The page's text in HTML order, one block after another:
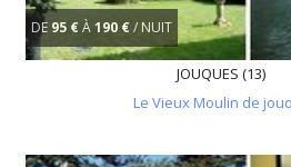
DE 95 €À190 €/ NUIT
JOUQUES (13)
Le Vieux Moulin de